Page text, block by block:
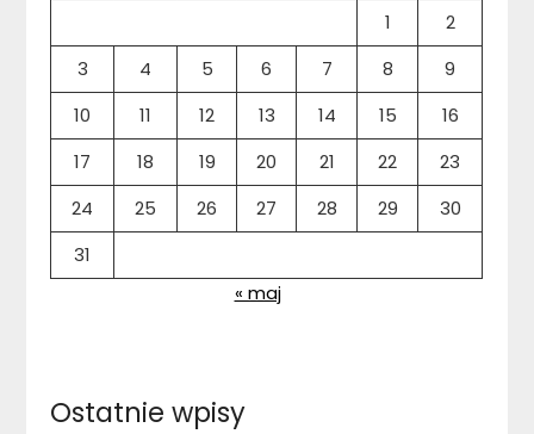
1
2
3
4 5 6 7 8
9
10
11 12 13 14 15
16
17
18 19 20 21 22
23
24
25 26 27 28 29
30
31
« maj
Ostatnie wpisy